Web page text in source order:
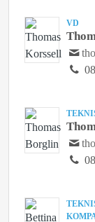
VD